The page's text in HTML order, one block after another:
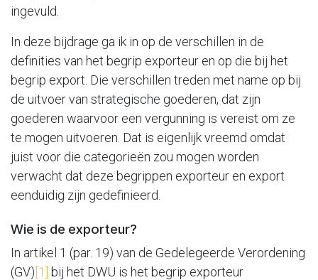
ingevuld.
In deze bijdrage ga ik in op de verschillen in de
definities van het begrip exporteur en op die bij het
begrip export. Die verschillen treden met name op bij
de uitvoer van strategische goederen, dat zijn
goederen waarvoor een vergunning is vereist om ze
te mogen uitvoeren. Dat is eigenlijk vreemd omdat
juist voor die categorieën zou mogen worden
verwacht dat deze begrippen exporteur en export
eenduidig zijn gedefinieerd.
Wie is de exporteur?
In artikel 1 (par. 19) van de Gedelegeerde Verordening
(GV) [1]
bij het DWU is het begrip exporteur